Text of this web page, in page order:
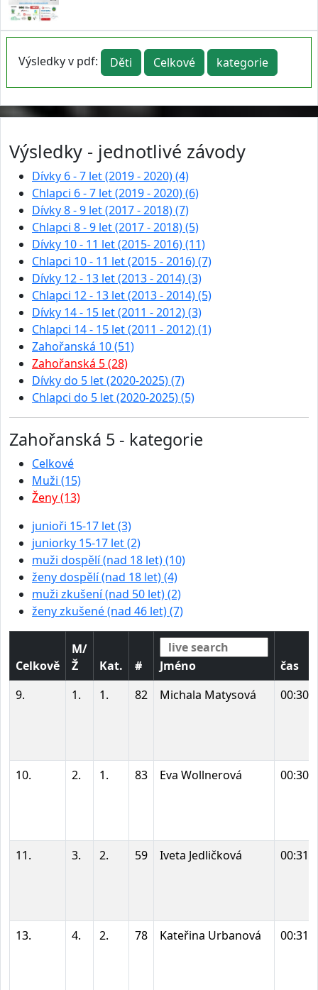
Výsledky v pdf: Děti Celkové kategorie
Výsledky - jednotlivé závody
Dívky 6 - 7 let (2019 - 2020) (4)
Chlapci 6 - 7 let (2019 - 2020) (6)
Dívky 8 - 9 let (2017 - 2018) (7)
Chlapci 8 - 9 let (2017 - 2018) (5)
Dívky 10 - 11 let (2015- 2016) (11)
Chlapci 10 - 11 let (2015 - 2016) (7)
Dívky 12 - 13 let (2013 - 2014) (3)
Chlapci 12 - 13 let (2013 - 2014) (5)
Dívky 14 - 15 let (2011 - 2012) (3)
Chlapci 14 - 15 let (2011 - 2012) (1)
Zahořanská 10 (51)
Zahořanská 5 (28)
Dívky do 5 let (2020-2025) (7)
Chlapci do 5 let (2020-2025) (5)
Zahořanská 5 - kategorie
Celkové
Muži (15)
Ženy (13)
junioři 15-17 let (3)
juniorky 15-17 let (2)
muži dospělí (nad 18 let) (10)
ženy dospělí (nad 18 let) (4)
muži zkušení (nad 50 let) (2)
ženy zkušené (nad 46 let) (7)
Celkově
M/
Ž
Kat. # Jméno
čas
9.
1. 1. 82 Michala Matysová
10. 2. 1. 83 Eva Wollnerová
11. 3. 2. 59 Iveta Jedličková
13. 4. 2. 78 Kateřina Urbanová